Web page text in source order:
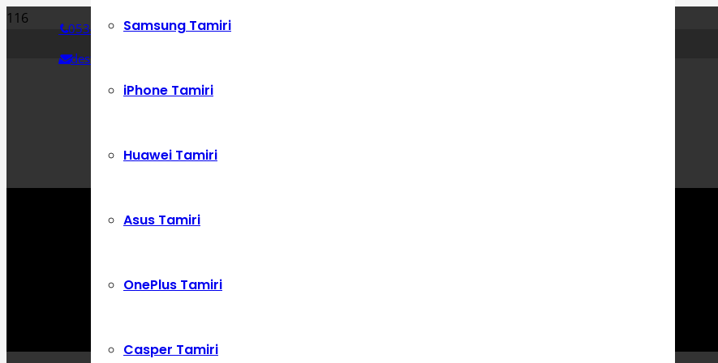
0534 392 72 86
destek@cepustam.com
Samsung Tamiri
iPhone Tamiri
Huawei Tamiri
Asus Tamiri
OnePlus Tamiri
Casper Tamiri